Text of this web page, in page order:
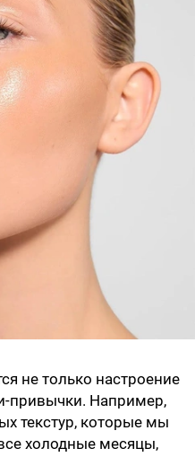
не только настроение
привычки. Например,
текстур, которые мы
холодные месяцы,